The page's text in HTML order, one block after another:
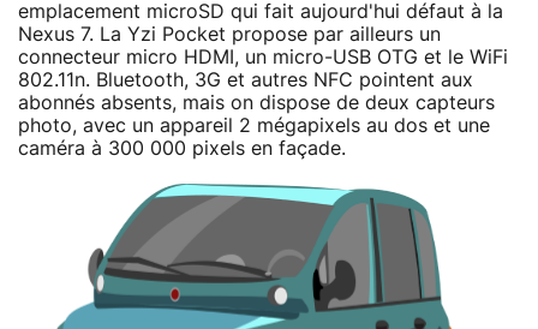
emplacement microSD qui fait aujourd'hui défaut à la
Nexus 7. La Yzi Pocket propose par ailleurs un
connecteur micro HDMI, un micro-USB OTG et le WiFi
802.11n. Bluetooth, 3G et autres NFC pointent aux
abonnés absents, mais on dispose de deux capteurs
photo, avec un appareil 2 mégapixels au dos et une
caméra à 300 000 pixels en façade.